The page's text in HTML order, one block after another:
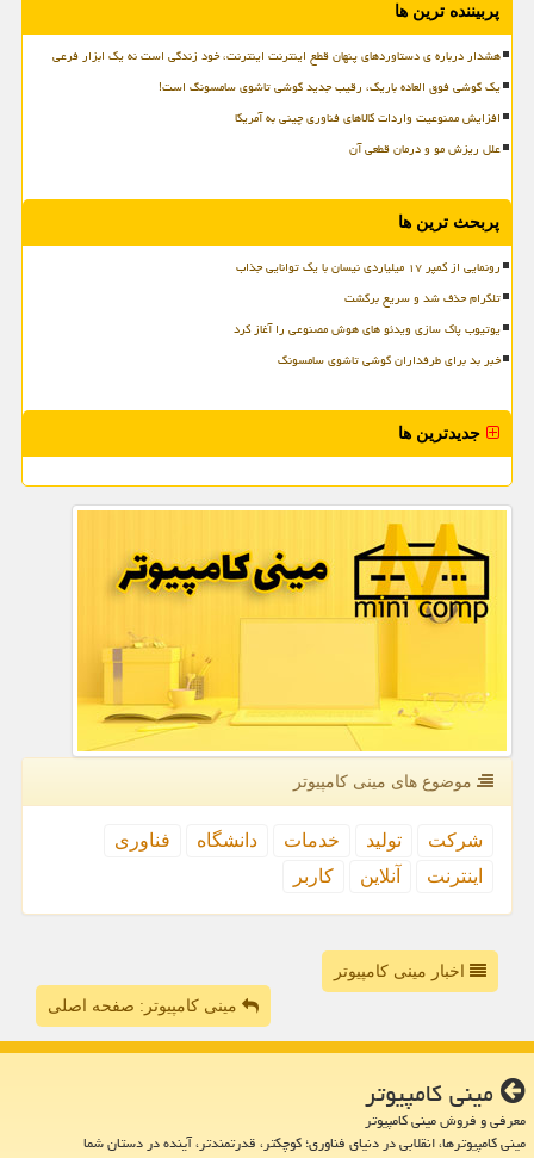
پربیننده ترین ها
هشدار درباره ی دستاوردهای پنهان قطع اینترنت اینترنت، خود زندگی است نه یک ابزار فرعی
یک گوشی فوق العاده باریک، رقیب جدید گوشی تاشوی سامسونگ است!
افزایش ممنوعیت واردات کالاهای فناوری چینی به آمریکا
علل ریزش مو و درمان قطعی آن
پربحث ترین ها
رونمایی از کمپر ۱۷ میلیاردی نیسان با یک توانایی جذاب
تلگرام حذف شد و سریع برگشت
یوتیوب پاک سازی ویدئو های هوش مصنوعی را آغاز کرد
خبر بد برای طرفداران گوشی تاشوی سامسونگ
جدیدترین ها
موضوع های مینی كامپیوتر
شركت تولید خدمات دانشگاه
فناوری
اینترنت
آنلاین كاربر
اخبار مینی کامپیوتر
مینی کامپیوتر: صفحه اصلی
مینی كامپیوتر
معرفی و فروش مینی کامپیوتر
مینی کامپیوترها، انقلابی در دنیای فناوری؛ کوچکتر، قدرتمندتر، آینده در دستان شما